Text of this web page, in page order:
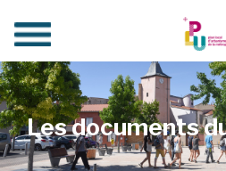
Les documents